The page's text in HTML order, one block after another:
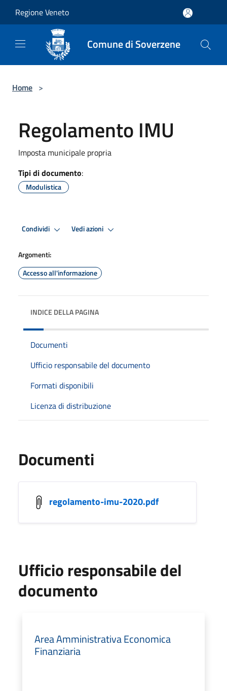
Regione Veneto
Comune di Soverzene
Home >
Regolamento IMU
Imposta municipale propria
Tipi di documento:
Modulistica
Condividi Vedi azioni
Argomenti:
Accesso all'informazione
INDICE DELLA PAGINA
Documenti
Ufficio responsabile del documento
Formati disponibili
Licenza di distribuzione
Documenti
regolamento-imu-2020.pdf
Ufficio responsabile del
documento
Area Amministrativa Economica
Finanziaria